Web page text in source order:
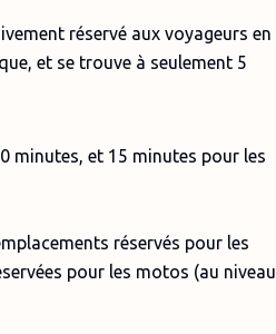
réservé aux voyageurs en
et se trouve à seulement 5
minutes, et 15 minutes pour les
réservés pour les
pour les motos (au niveau